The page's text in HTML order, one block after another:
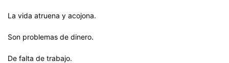
La vida atruena y acojona.
Son problemas de dinero.
De falta de trabajo.